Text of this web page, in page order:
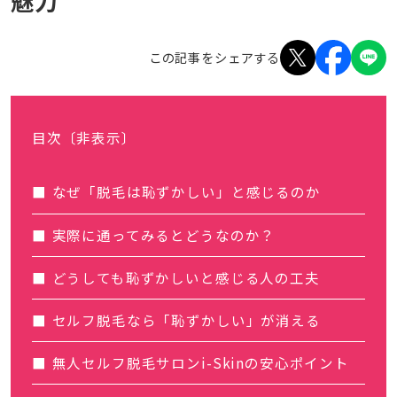
この記事をシェアする
目次 〔非表示〕
なぜ「脱毛は恥ずかしい」と感じるのか
実際に通ってみるとどうなのか？
どうしても恥ずかしいと感じる人の工夫
セルフ脱毛なら「恥ずかしい」が消える
無人セルフ脱毛サロンi-Skinの安心ポイント